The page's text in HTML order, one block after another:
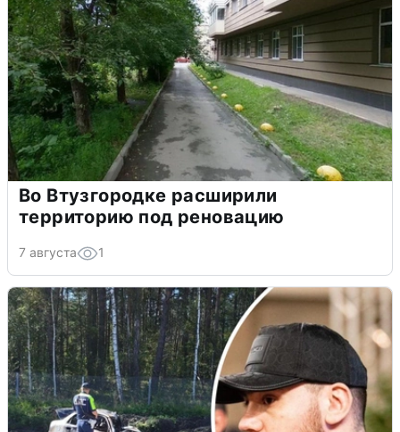
Во Втузгородке расширили
территорию под реновацию
7 августа 1